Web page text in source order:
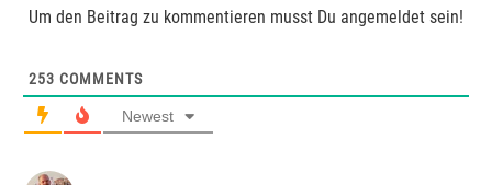
Um den Beitrag zu kommentieren musst Du angemeldet sein!
253 COMMENTS
Newest